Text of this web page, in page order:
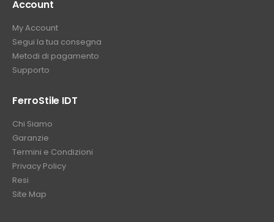
Account
My Account
Segui la tua consegna
Metodi di pagamento
Supporto
FerroStile IDT
Chi Siamo
Garanzie
Termini e Condizioni
Privacy Policy
Resi
Site Map